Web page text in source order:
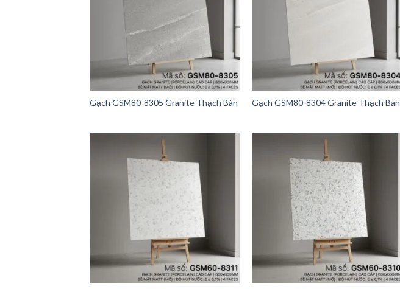
Gạch GSM80-8305 Granite Thạch Bàn Gạch GSM80-8304 Granite Thạch Bàn